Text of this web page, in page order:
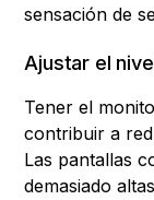
sensación de
Ajustar el
Tener el
contribuir a
Las pantallas
demasiado